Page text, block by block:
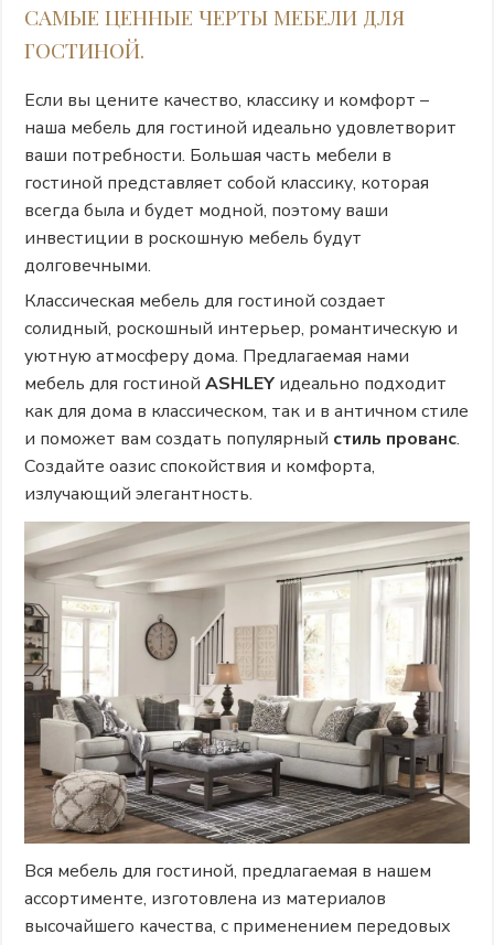
САМЫЕ ЦЕННЫЕ ЧЕРТЫ МЕБЕЛИ ДЛЯ
ГОСТИНОЙ.
Если вы цените качество, классику и комфорт –
наша мебель для гостиной идеально удовлетворит
ваши потребности. Большая часть мебели в
гостиной представляет собой классику, которая
всегда была и будет модной, поэтому ваши
инвестиции в роскошную мебель будут
долговечными.
Классическая мебель для гостиной создает
солидный, роскошный интерьер, романтическую и
уютную атмосферу дома. Предлагаемая нами
мебель для гостиной ASHLEY идеально подходит
как для дома в классическом, так и в античном стиле
и поможет вам создать популярный стиль прованс.
Создайте оазис спокойствия и комфорта,
излучающий элегантность.
Вся мебель для гостиной, предлагаемая в нашем
ассортименте, изготовлена ​​из материалов
высочайшего качества, с применением передовых